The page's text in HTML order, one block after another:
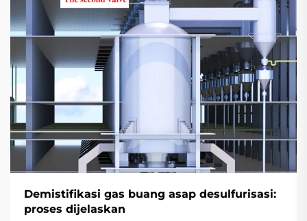
Demistifikasi gas buang asap desulfurisasi:
proses dijelaskan